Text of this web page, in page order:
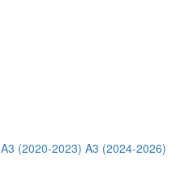
A3 (2020-2023) A3 (2024-2026)